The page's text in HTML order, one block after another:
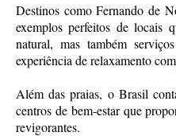
Destinos como Fernando de
exemplos perfeitos de locais
natural, mas também
experiência de relaxamento
Além das praias, o Brasil
centros de bem-estar que
revigorantes.